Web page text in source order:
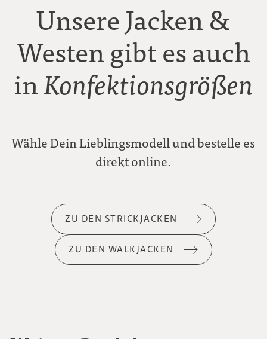
Unsere Jacken &
Westen gibt es auch
inKonfektionsgrößen
Wähle Dein Lieblingsmodell und bestelle es
direkt online.
ZU DEN STRICKJACKEN
ZU DEN WALKJACKEN